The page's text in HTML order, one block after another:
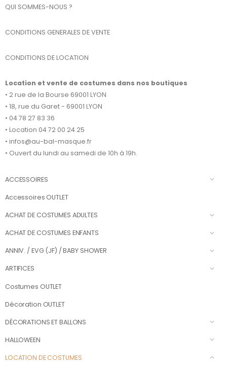
QUI SOMMES-NOUS ?
CONDITIONS GENERALES DE VENTE
CONDITIONS DE LOCATION
Location et vente de costumes dans nos boutiques
• 2 rue de la Bourse 69001 LYON
• 18, rue du Garet - 69001 LYON
• 04 78 27 83 36
• Location 04 72 00 24 25
• infos@au-bal-masque.fr
• Ouvert du lundi au samedi de 10h à 19h.
ACCESSOIRES
Accessoires OUTLET
ACHAT DE COSTUMES ADULTES
ACHAT DE COSTUMES ENFANTS
ANNIV. / EVG (JF) / BABY SHOWER
ARTIFICES
Costumes OUTLET
Décoration OUTLET
DÉCORATIONS ET BALLONS
HALLOWEEN
LOCATION DE COSTUMES